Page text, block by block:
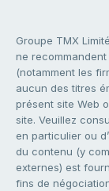
Groupe TMX
ne
(notamment les
aucun des titres
présent site Web
site. Veuillez
en particulier ou
du contenu (y
externes) est
fins de